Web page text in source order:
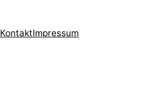
KontaktImpressum